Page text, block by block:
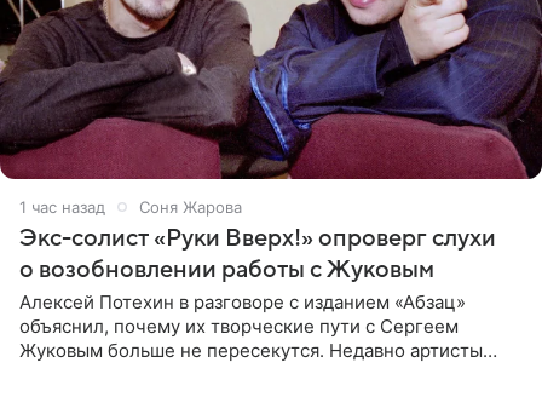
1 час назад Соня Жарова
Экс-солист «Руки Вверх!» опроверг слухи
о возобновлении работы с Жуковым
Алексей Потехин в разговоре с изданием «Абзац»
объяснил, почему их творческие пути с Сергеем
Жуковым больше не пересекутся. Недавно артисты